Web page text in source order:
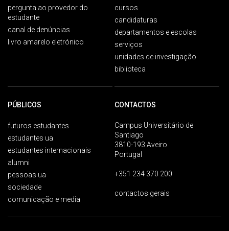
pergunta ao provedor do
estudante
canal de denúncias
livro amarelo eletrónico
cursos
candidaturas
departamentos e escolas
serviços
unidades de investigação
biblioteca
PÚBLICOS
futuros estudantes
estudantes ua
estudantes internacionais
alumni
pessoas ua
sociedade
comunicação e media
CONTACTOS
Campus Universitário de
Santiago
3810-193 Aveiro
Portugal
+351 234 370 200
contactos gerais